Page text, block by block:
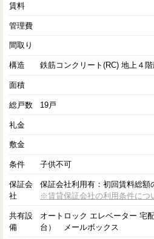
賃料
管理費
間取り
構造 鉄筋コンクリート(RC) 地上４階
面積
総戸数 19戸
礼金
敷金
条件 子供不可
保証会
社
保証会社利用有：初回賃料総
※賃貸保証会社の利用条件につ
共有設
備
オートロック エレベーター 宅
台） メールボックス